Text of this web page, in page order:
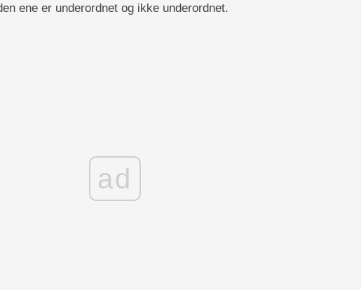
ene er underordnet og ikke underordnet.
ad